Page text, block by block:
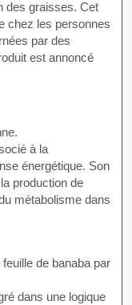
des graisses. Cet
chez les personnes
par des
est annoncé
à la
énergétique. Son
production de
métabolisme dans
de banaba par
dans une logique